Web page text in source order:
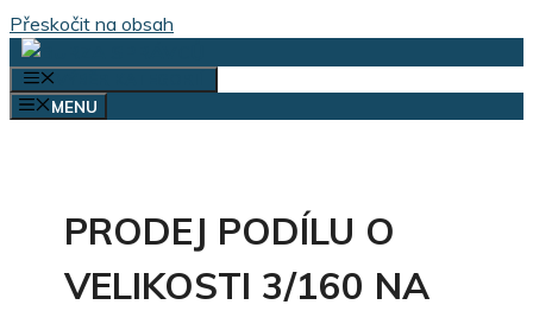
Přeskočit na obsah
MENU
PRODEJ PODÍLU O
VELIKOSTI 3/160 NA